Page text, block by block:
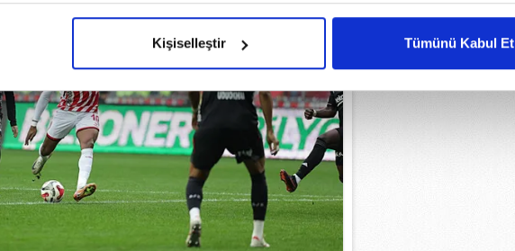
gelen çabayı gösterdiğimizi ve bu noktada, reklamların maliyetlerimizi
çerezlere izin vermedikleri takdirde, kullanıcılara hedefli reklamlar
için İnternet Sitemizde kendimize ve üçüncü kişilere ait çerezler
verileriniz işlenmekte olup gerekli olan çerezler bilgi toplumu hizmetlerinin
çerezler, sitemizin daha işlevsel kılınması ve kişiselleştirilmesi ve sizlere yönelik
amaçlarıyla sınırlı olarak açık rızanız dahilinde kullanılacaktır.
yer alan panel vasıtasıyla belirleyebilirsiniz. Çerezlere ilişkin detaylı bilgi
Metnimizi ziyaret edebilirsiniz.
Kişiselleştir Tümünü Kabul Et